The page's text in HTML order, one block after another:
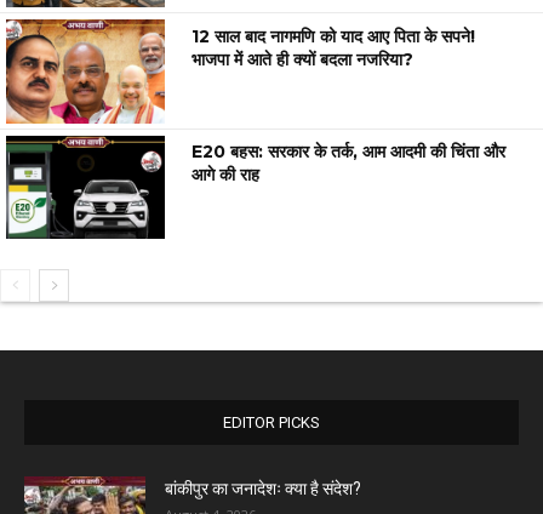
12 साल बाद नागमणि को याद आए पिता के सपने!
भाजपा में आते ही क्यों बदला नजरिया?
E20 बहस: सरकार के तर्क, आम आदमी की चिंता और
आगे की राह
EDITOR PICKS
बांकीपुर का जनादेशः क्या है संदेश?